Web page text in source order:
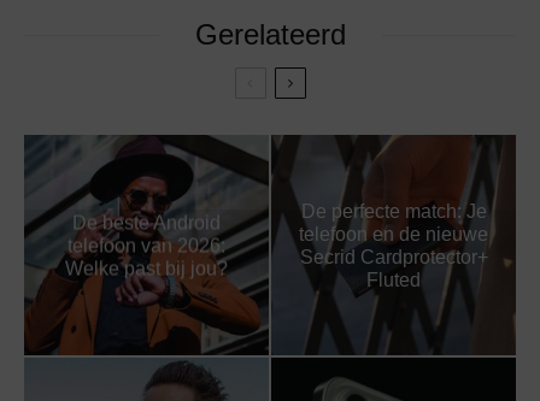
Gerelateerd
De beste Android
telefoon van 2026:
Welke past bij jou?
De perfecte match: Je
telefoon en de nieuwe
Secrid Cardprotector+
Fluted